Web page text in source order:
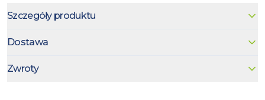
Szczegóły produktu
Dostawa
Zwroty